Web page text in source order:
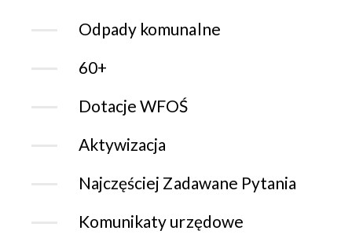
Odpady komunalne
60+
Dotacje WFOŚ
Aktywizacja
Najczęściej Zadawane Pytania
Komunikaty urzędowe